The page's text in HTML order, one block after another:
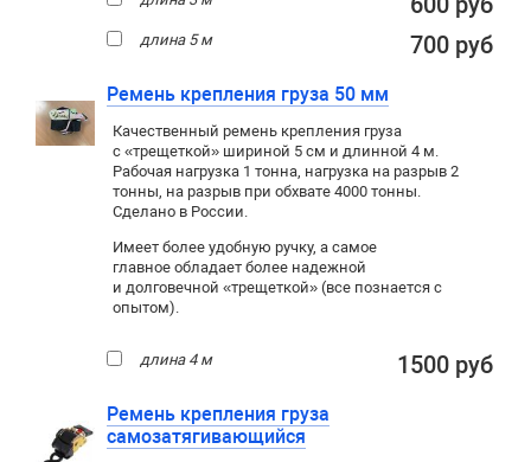
длина 5 м 700 руб
Ремень крепления груза 50 мм
Качественный ремень крепления груза
с «трещеткой» шириной 5 см и длинной 4 м.
Рабочая нагрузка 1 тонна, нагрузка на разрыв 2
тонны, на разрыв при обхвате 4000 тонны.
Сделано в России.
Имеет более удобную ручку, а самое
главное обладает более надежной
и долговечной «трещеткой» (все познается с
опытом).
длина 4 м 1500 руб
Ремень крепления груза
самозатягивающийся